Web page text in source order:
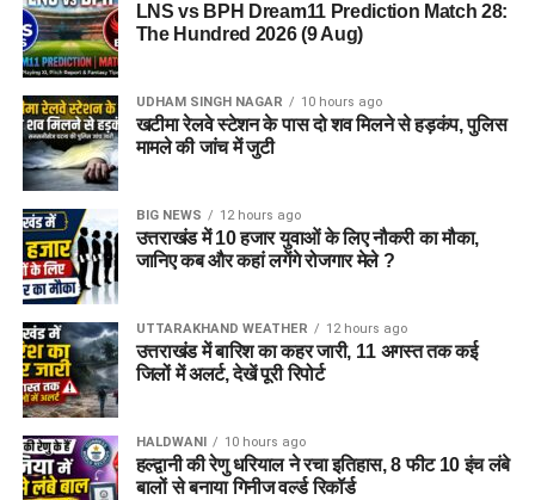
LNS vs BPH Dream11 Prediction Match 28:
The Hundred 2026 (9 Aug)
UDHAM SINGH NAGAR 10 hours ago
खटीमा रेलवे स्टेशन के पास दो शव मिलने से हड़कंप, पुलिस
मामले की जांच में जुटी
BIG NEWS 12 hours ago
उत्तराखंड में 10 हजार युवाओं के लिए नौकरी का मौका,
जानिए कब और कहां लगेंगे रोजगार मेले ?
UTTARAKHAND WEATHER 12 hours ago
उत्तराखंड में बारिश का कहर जारी, 11 अगस्त तक कई
जिलों में अलर्ट, देखें पूरी रिपोर्ट
HALDWANI 10 hours ago
हल्द्वानी की रेणु धरियाल ने रचा इतिहास, 8 फीट 10 इंच लंबे
बालों से बनाया गिनीज वर्ल्ड रिकॉर्ड